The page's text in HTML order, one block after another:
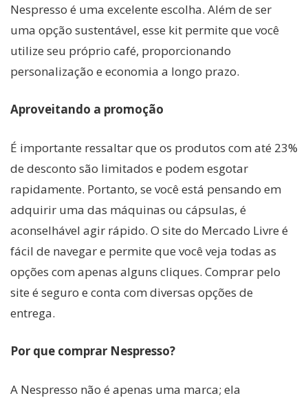
Nespresso é uma excelente escolha. Além de ser
uma opção sustentável, esse kit permite que você
utilize seu próprio café, proporcionando
personalização e economia a longo prazo.
Aproveitando a promoção
É importante ressaltar que os produtos com até 23%
de desconto são limitados e podem esgotar
rapidamente. Portanto, se você está pensando em
adquirir uma das máquinas ou cápsulas, é
aconselhável agir rápido. O site do Mercado Livre é
fácil de navegar e permite que você veja todas as
opções com apenas alguns cliques. Comprar pelo
site é seguro e conta com diversas opções de
entrega.
Por que comprar Nespresso?
A Nespresso não é apenas uma marca; ela